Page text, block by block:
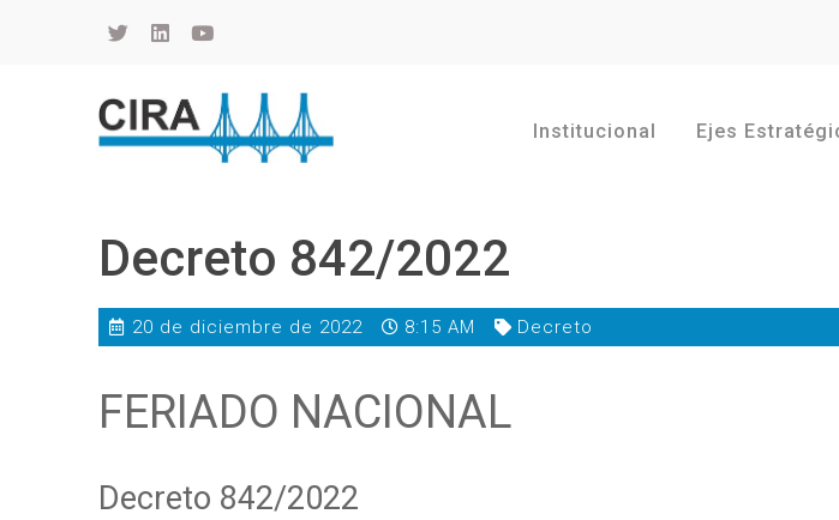
Institucional Ejes
Decreto 842/2022
20 de diciembre de 2022 8:15 AM Decreto
FERIADO NACIONAL
Decreto 842/2022